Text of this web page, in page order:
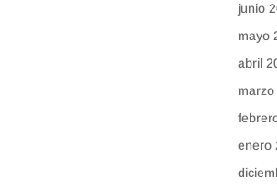
junio
mayo
abril
enero